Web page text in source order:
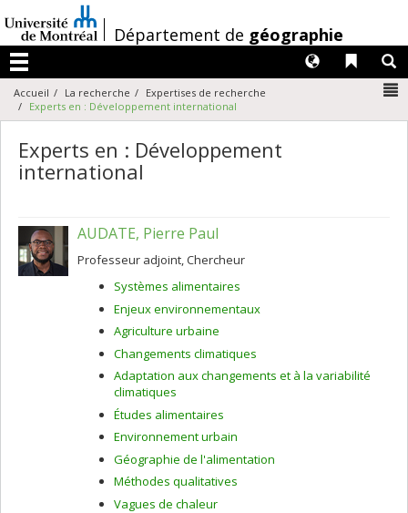
au
contenu
/Département de géographie
Menu
Liens
Langues
Accueil La recherche
Expertises de recherche
Experts en : Développement international
Experts en : Développement
international
AUDATE, Pierre Paul
Professeur adjoint, Chercheur
Systèmes alimentaires
Enjeux environnementaux
Agriculture urbaine
Changements climatiques
Adaptation aux changements et à la variabilité
climatiques
Études alimentaires
Environnement urbain
Géographie de l'alimentation
Méthodes qualitatives
Vagues de chaleur